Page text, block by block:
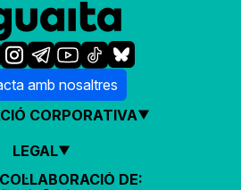
amb nosaltres
CORPORATIVA
LEGAL
DE: